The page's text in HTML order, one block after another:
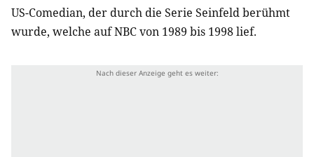
US-Comedian, der durch die Serie Seinfeld berühmt
wurde, welche auf NBC von 1989 bis 1998 lief.